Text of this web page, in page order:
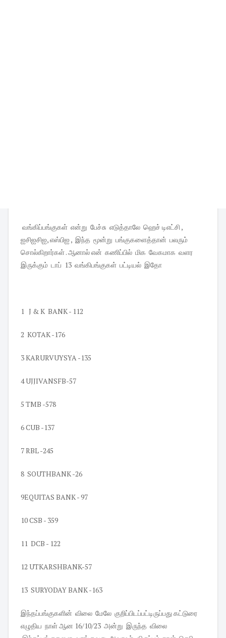
வங்கிப்பங்குகள் என்று பேச்சு எடுத்தாலே ஹெச் டிஎட்சி ,
ஐசிஐசிஐ, எஸ்பிஐ , இந்த மூன்று பங்குகளைத்தான் பலரும்
சொல்கிறார்கள் . ஆனால் என் கணிப்பில் மிக வேகமாக வளர
இருக்கும் டாப் 13 வங்கிபங்குகள் பட்டியல் இதோ
1 J & K BANK - 112
2 KOTAK -176
3 KARURVUYSYA -135
4 UJJIVANSFB-57
5 TMB -578
6 CUB -137
7 RBL -245
8 SOUTHBANK -26
9EQUITAS BANK - 97
10 CSB - 359
11 DCB - 122
12 UTKARSHBANK-57
13 SURYODAY BANK -163
இந்தப்பங்குகளின் விலை மேலே குறிப்பிடப்பட்டிருப்பது கட்டுரை
எழுதிய நாள் ஆன 16/10/23 அன்று இருந்த விலை